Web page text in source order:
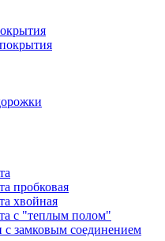
пробковая
хвойная
с "теплым полом"
замковым соединением